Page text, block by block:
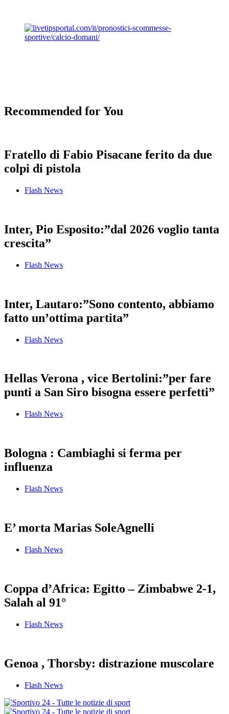
Recommended for You
Fratello di Fabio Pisacane ferito da due
colpi di pistola
Flash News
Inter, Pio Esposito:”dal 2026 voglio tanta
crescita”
Flash News
Inter, Lautaro:”Sono contento, abbiamo
fatto un’ottima partita”
Flash News
Hellas Verona , vice Bertolini:”per fare
punti a San Siro bisogna essere perfetti”
Flash News
Bologna : Cambiaghi si ferma per
influenza
Flash News
E’ morta Marias SoleAgnelli
Flash News
Coppa d’Africa: Egitto – Zimbabwe 2-1,
Salah al 91°
Flash News
Genoa , Thorsby: distrazione muscolare
Flash News